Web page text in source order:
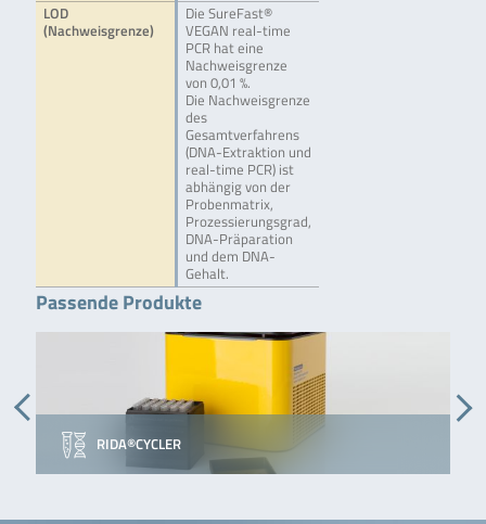
LOD
(Nachweisgrenze)
Die SureFast®
VEGAN real-time
PCR hat eine
Nachweisgrenze
von 0,01 %.
Die Nachweisgrenze
des
Gesamtverfahrens
(DNA-Extraktion und
real-time PCR) ist
abhängig von der
Probenmatrix,
Prozessierungsgrad,
DNA-Präparation
und dem DNA-
Gehalt.
Passende Produkte
RIDA®CYCLER